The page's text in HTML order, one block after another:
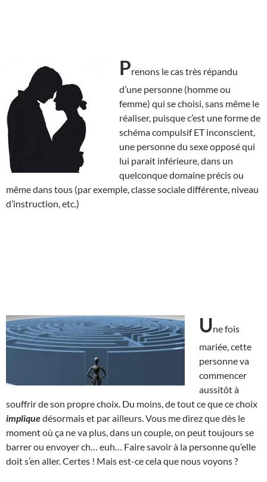
Prenons le cas très répandu
d’une personne (homme ou
femme) qui se choisi, sans même le
réaliser, puisque c’est une forme de
schéma compulsif ET inconscient,
une personne du sexe opposé qui
lui parait inférieure, dans un
quelconque domaine précis ou
même dans tous (par exemple, classe sociale différente, niveau
d’instruction, etc.)
Une fois
mariée, cette
personne va
commencer
aussitôt à
souffrir de son propre choix. Du moins, de tout ce que ce choix
impliquedésormais et par ailleurs. Vous me direz que dès le
moment où ça ne va plus, dans un couple, on peut toujours se
barrer ou envoyer ch… euh… Faire savoir à la personne qu’elle
doit s’en aller. Certes ! Mais est-ce cela que nous voyons ?